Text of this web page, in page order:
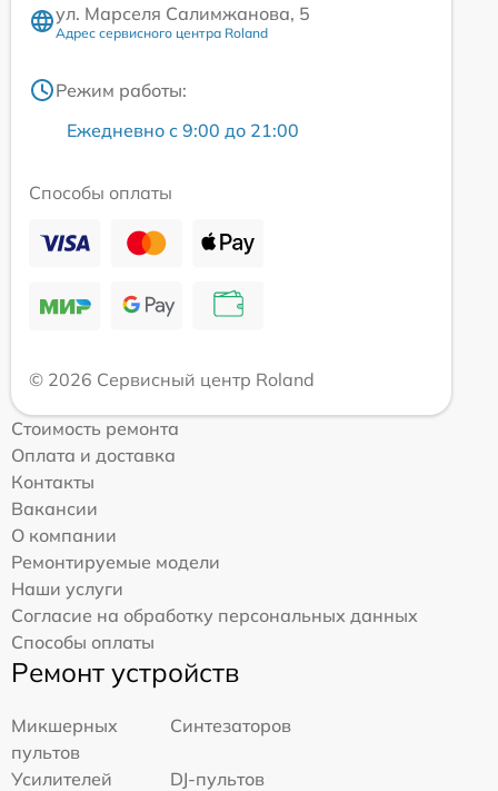
ул. Марселя Салимжанова, 5
Адрес сервисного центра Roland
Режим работы:
Ежедневно с 9:00 до 21:00
Способы оплаты
© 2026 Сервисный центр Roland
Стоимость ремонта
Оплата и доставка
Контакты
Вакансии
О компании
Ремонтируемые модели
Наши услуги
Согласие на обработку персональных данных
Способы оплаты
Ремонт устройств
Микшерных
пультов
Синтезаторов
Усилителей
DJ-пультов